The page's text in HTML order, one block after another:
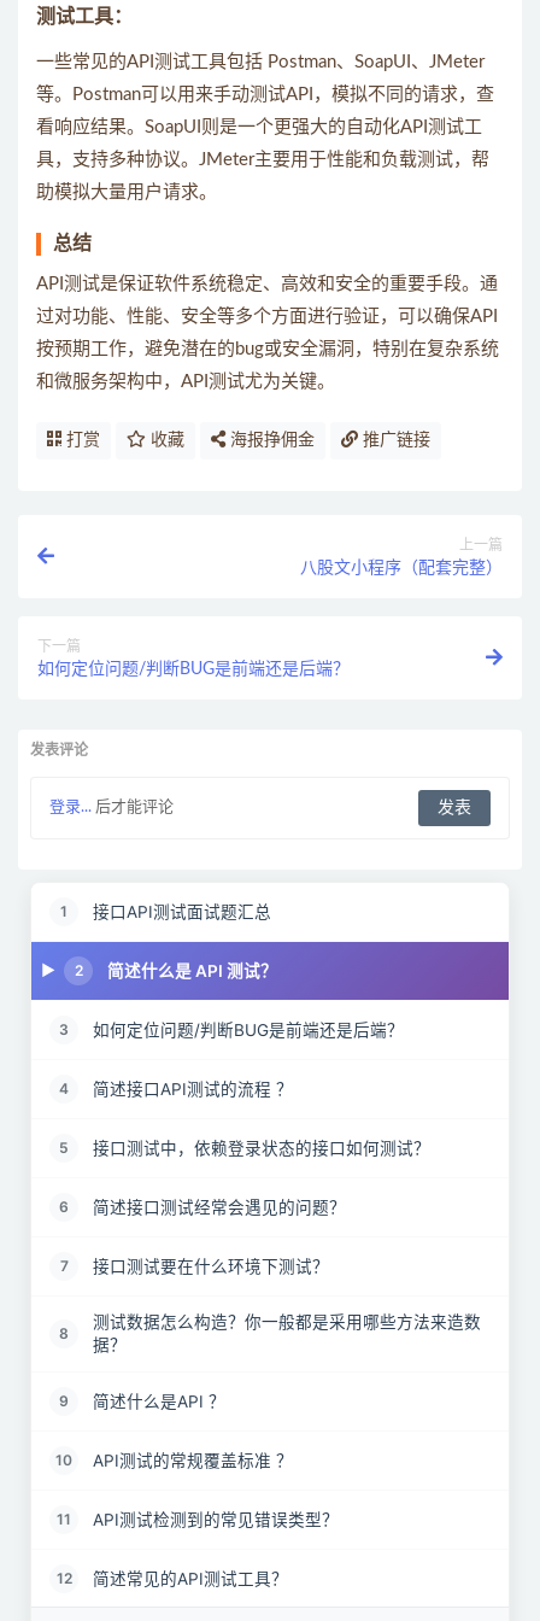
测试工具：
一些常见的API测试工具包括 Postman、SoapUI、JMeter
等。Postman可以用来手动测试API，模拟不同的请求，查
看响应结果。SoapUI则是一个更强大的自动化API测试工
具，支持多种协议。JMeter主要用于性能和负载测试，帮
助模拟大量用户请求。
总结
API测试是保证软件系统稳定、高效和安全的重要手段。通
过对功能、性能、安全等多个方面进行验证，可以确保API
按预期工作，避免潜在的bug或安全漏洞，特别在复杂系统
和微服务架构中，API测试尤为关键。
打赏 收藏 海报挣佣金 推广链接
上一篇
八股文小程序（配套完整）
下一篇
如何定位问题/判断BUG是前端还是后端？
发表评论
登录... 后才能评论
1 接口API测试面试题汇总
2 简述什么是 API 测试？
3 如何定位问题/判断BUG是前端还是后端？
4 简述接口API测试的流程 ？
5 接口测试中，依赖登录状态的接口如何测试？
6 简述接口测试经常会遇见的问题？
7 接口测试要在什么环境下测试？
8
测试数据怎么构造？你一般都是采用哪些方法来造数
据？
9 简述什么是API ？
10 API测试的常规覆盖标准 ？
11 API测试检测到的常见错误类型？
12 简述常见的API测试工具？